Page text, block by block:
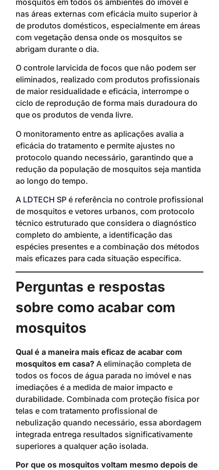
mosquitos em todos os ambientes do imóvel e
nas áreas externas com eficácia muito superior à
de produtos domésticos, especialmente em áreas
com vegetação densa onde os mosquitos se
abrigam durante o dia.
O controle larvicida de focos que não podem ser
eliminados, realizado com produtos profissionais
de maior residualidade e eficácia, interrompe o
ciclo de reprodução de forma mais duradoura do
que os produtos de venda livre.
O monitoramento entre as aplicações avalia a
eficácia do tratamento e permite ajustes no
protocolo quando necessário, garantindo que a
redução da população de mosquitos seja mantida
ao longo do tempo.
A LDTECH SP é referência no controle profissional
de mosquitos e vetores urbanos, com protocolo
técnico estruturado que considera o diagnóstico
completo do ambiente, a identificação das
espécies presentes e a combinação dos métodos
mais eficazes para cada situação específica.
Perguntas e respostas
sobre como acabar com
mosquitos
Qual é a maneira mais eficaz de acabar com
mosquitos em casa? A eliminação completa de
todos os focos de água parada no imóvel e nas
imediações é a medida de maior impacto e
durabilidade. Combinada com proteção física por
telas e com tratamento profissional de
nebulização quando necessário, essa abordagem
integrada entrega resultados significativamente
superiores a qualquer ação isolada.
Por que os mosquitos voltam mesmo depois de